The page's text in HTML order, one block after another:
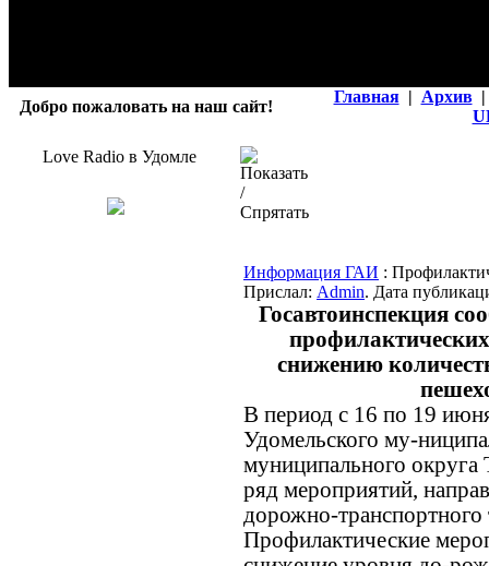
Добро пожаловать на наш сайт!
Главная | Архив |
Love Radio в Удомле
Информация ГАИ :
Прислал: Admin. Дата
Госавтоинспекция
снижению
В период с 16 по 19
Удомельского му-
муниципального округа
ряд мероприятий,
дорожно-
Профилактические